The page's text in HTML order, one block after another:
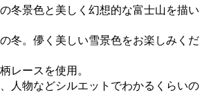
冬景色と美しく幻想的な富士山を描い
冬。儚く美しい雪景色をお楽しみくだ
レースを使用。
人物などシルエットでわかるくらいの